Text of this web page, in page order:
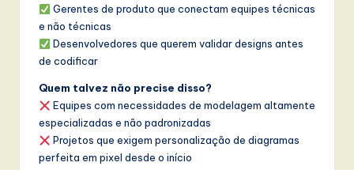
Gerentes de produto que conectam equipes técnicas
e não técnicas
Desenvolvedores que querem validar designs antes
de codificar
Quem talvez não precise disso?
Equipes com necessidades de modelagem altamente
especializadas e não padronizadas
Projetos que exigem personalização de diagramas
perfeita em pixel desde o início